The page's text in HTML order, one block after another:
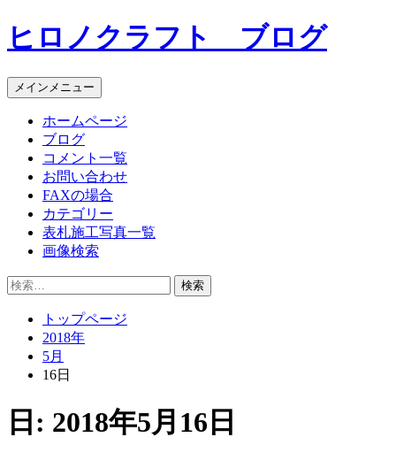
コ
ン
ン
ツ
ヒロノクラフト ブログ
メインメニュー
ホームページ
ブログ
コメント一覧
お問い合わせ
FAXの場合
カテゴリー
表札施工写真一覧
画像検索
検
トップページ
2018年
5月
16日
日: 2018年5月16日